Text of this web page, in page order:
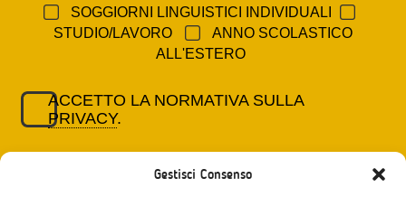
Gestisci Consenso
SOGGIORNI LINGUISTICI INDIVIDUALI
STUDIO/LAVORO
ANNO SCOLASTICO
ALL'ESTERO
ACCETTO LA NORMATIVA SULLA
PRIVACY.